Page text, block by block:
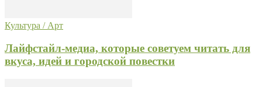
Культура / Арт
Лайфстайл-медиа, которые советуем читать для
вкуса, идей и городской повестки